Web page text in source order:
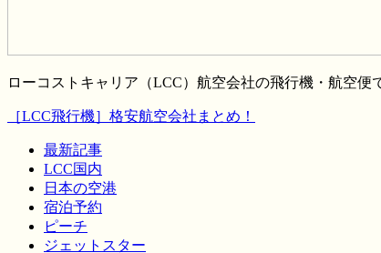
ローコストキャリア（LCC）航空会社の飛行機・航空
［LCC飛行機］格安航空会社まとめ！
最新記事
LCC国内
日本の空港
宿泊予約
ピーチ
ジェットスター